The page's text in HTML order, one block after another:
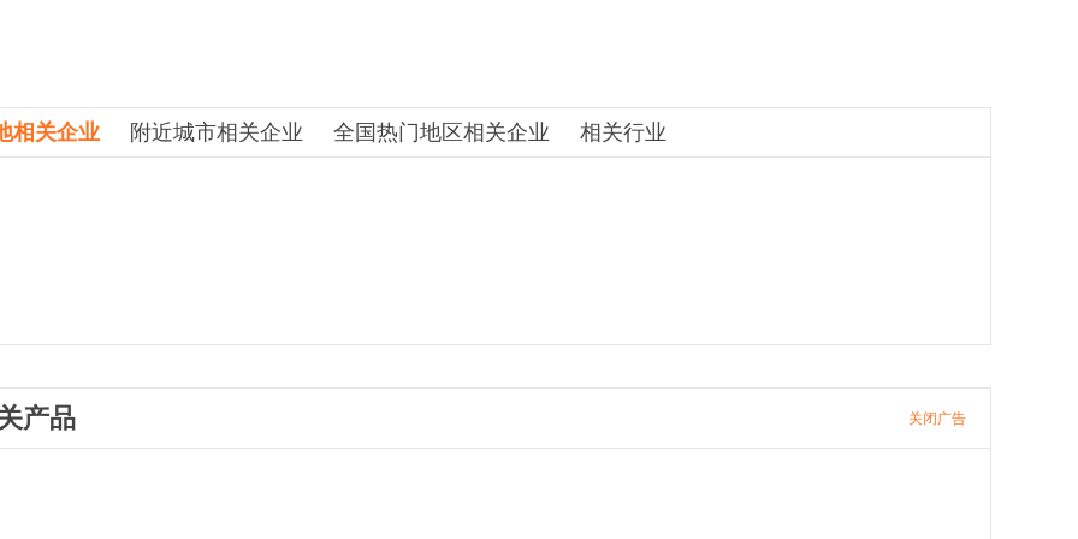
相关企业 附近城市相关企业 全国热门地区相关企业 相关行业
产品 关闭广告